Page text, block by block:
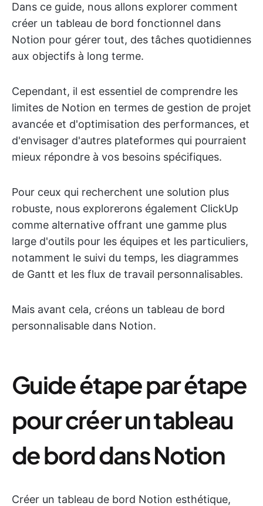
Dans ce guide, nous allons explorer comment
créer un tableau de bord fonctionnel dans
Notion pour gérer tout, des tâches quotidiennes
aux objectifs à long terme.
Cependant, il est essentiel de comprendre les
limites de Notion en termes de gestion de projet
avancée et d'optimisation des performances, et
d'envisager d'autres plateformes qui pourraient
mieux répondre à vos besoins spécifiques.
Pour ceux qui recherchent une solution plus
robuste, nous explorerons également ClickUp
comme alternative offrant une gamme plus
large d'outils pour les équipes et les particuliers,
notamment le suivi du temps, les diagrammes
de Gantt et les flux de travail personnalisables.
Mais avant cela, créons un tableau de bord
personnalisable dans Notion.
Guide étape par étape
pour créer un tableau
de bord dans Notion
Créer un tableau de bord Notion esthétique,